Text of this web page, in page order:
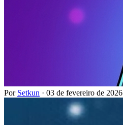
Por Setkun · 03 de fevereiro de 2026